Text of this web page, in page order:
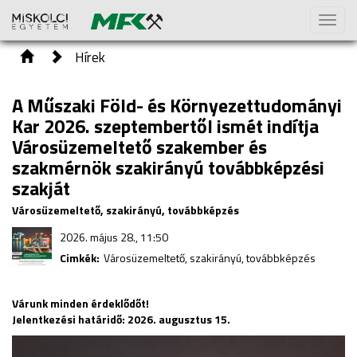
Toggle
Hírek
A Műszaki Föld- és Környezettudományi
Kar 2026. szeptembertől ismét indítja
Városüzemeltető szakember és
szakmérnök szakirányú továbbképzési
szakját
Városüzemeltető, szakirányú, továbbképzés
2026. május 28., 11:50
Cimkék: Városüzemeltető, szakirányú, továbbképzés
Várunk minden érdeklődőt!
Jelentkezési határidő: 2026. augusztus 15.